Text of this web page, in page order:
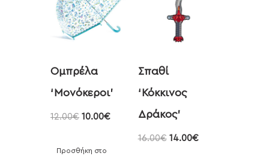
Ομπρέλα
‘Μονόκεροι’
12.00€ 10.00€
Προσθήκη στο
Σπαθί
‘Κόκκινος
Δράκος’
16.00€ 14.00€